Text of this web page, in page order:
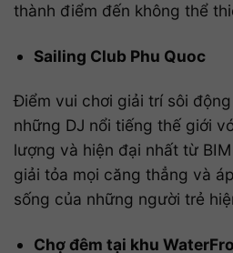
thành điểm đến không thể
Sailing Club Phu Quoc
Điểm vui chơi giải trí sôi
những DJ nổi tiếng thế giới
lượng và hiện đại nhất từ
giải tỏa mọi căng thẳng và
sống của những người trẻ
Chợ đêm tại khu